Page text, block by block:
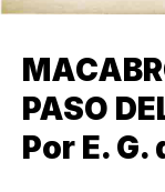
PASO
Por E. G.